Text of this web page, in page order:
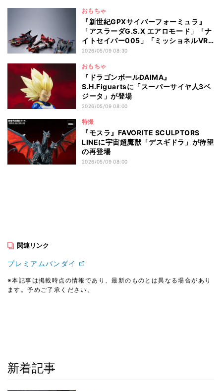
おもちゃ
『新世紀GPXサイバーフォーミュラ』
「アスラーダG.S.X エアロモード」「ナ
イトセイバー005」「ミッショネルVR-
4」が3台セットで登場
2026/05/09 08:30
おもちゃ
『ドラゴンボールDAIMA』
S.H.Figuartsに「スーパーサイヤ人3ベ
ジータ」が登場
2026/05/09 08:00
特撮
『モスラ』FAVORITE SCULPTORS
LINEに宇宙超魔獣「デスギドラ」が待望
の再登場
2026/05/09 08:00
関連リンク
プレミアムバンダイ
※本記事は掲載時点の情報であり、最新のものとは異なる場合があり
ます。予めご了承ください。
新着記事